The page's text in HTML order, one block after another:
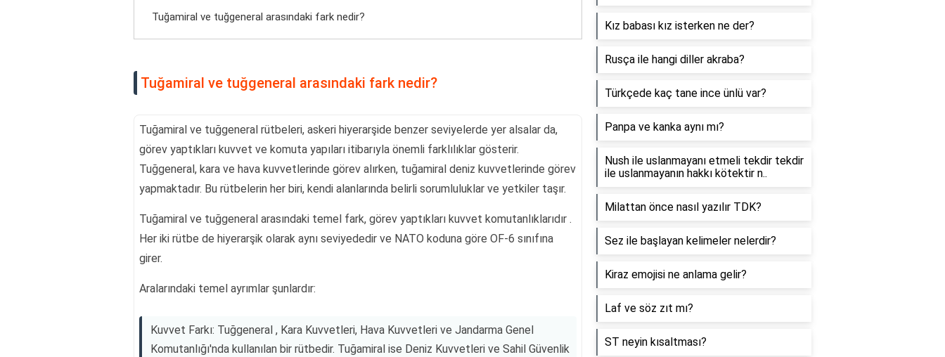
Tuğamiral ve tuğgeneral arasındaki fark nedir?
Tuğamiral ve tuğgeneral arasındaki fark nedir?
Tuğamiral ve tuğgeneral rütbeleri, askeri hiyerarşide benzer seviyelerde yer alsalar da,
görev yaptıkları kuvvet ve komuta yapıları itibarıyla önemli farklılıklar gösterir.
Tuğgeneral, kara ve hava kuvvetlerinde görev alırken, tuğamiral deniz kuvvetlerinde görev
yapmaktadır. Bu rütbelerin her biri, kendi alanlarında belirli sorumluluklar ve yetkiler taşır.
Tuğamiral ve tuğgeneral arasındaki temel fark, görev yaptıkları kuvvet komutanlıklarıdır .
Her iki rütbe de hiyerarşik olarak aynı seviyededir ve NATO koduna göre OF-6 sınıfına
girer.
Aralarındaki temel ayrımlar şunlardır:
Kuvvet Farkı: Tuğgeneral , Kara Kuvvetleri, Hava Kuvvetleri ve Jandarma Genel
Komutanlığı'nda kullanılan bir rütbedir. Tuğamiral ise Deniz Kuvvetleri ve Sahil Güvenlik
Kız babası kız isterken ne der?
Rusça ile hangi diller akraba?
Türkçede kaç tane ince ünlü var?
Panpa ve kanka aynı mı?
Nush ile uslanmayanı etmeli tekdir tekdir
ile uslanmayanın hakkı kötektir n..
Milattan önce nasıl yazılır TDK?
Sez ile başlayan kelimeler nelerdir?
Kiraz emojisi ne anlama gelir?
Laf ve söz zıt mı?
ST neyin kısaltması?